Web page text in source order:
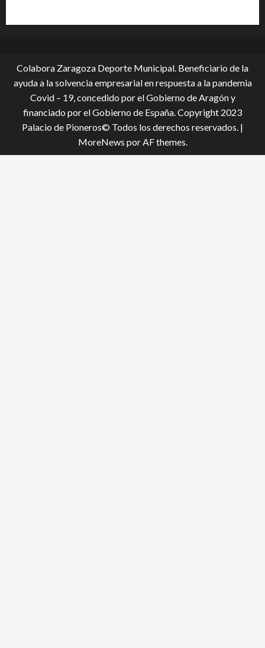
Colabora Zaragoza Deporte Municipal. Beneficiario de la
ayuda a la solvencia empresarial en respuesta a la pandemia
Covid – 19, conce­dido por el Gobierno de Aragón y
financiado por el Gobierno de España. Copyright 2023
Palacio de Pioneros© Todos los derechos reservados. |
MoreNews por AF themes.